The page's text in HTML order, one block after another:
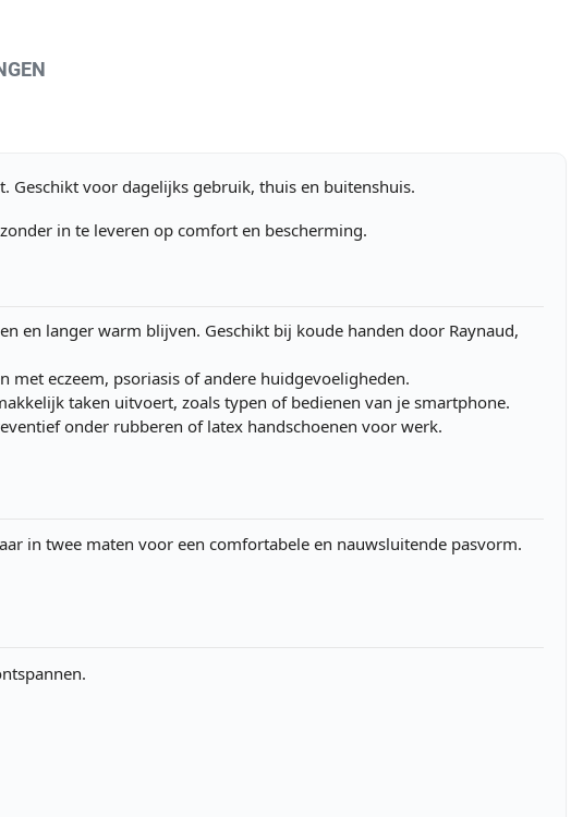
voor dagelijks gebruik, thuis en buitenshuis.
in te leveren op comfort en bescherming.
en langer warm blijven. Geschikt bij koude handen door Raynaud,
eczeem, psoriasis of andere huidgevoeligheden.
taken uitvoert, zoals typen of bedienen van je smartphone.
onder rubberen of latex handschoenen voor werk.
in twee maten voor een comfortabele en nauwsluitende pasvorm.